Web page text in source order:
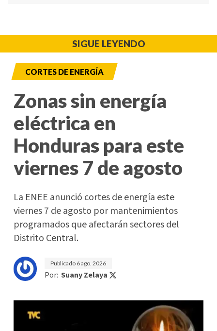
SIGUE LEYENDO
CORTES DE ENERGÍA
Zonas sin energía
eléctrica en
Honduras para este
viernes 7 de agosto
La ENEE anunció cortes de energía este
viernes 7 de agosto por mantenimientos
programados que afectarán sectores del
Distrito Central.
Publicado 6 ago. 2026
Por: Suany Zelaya